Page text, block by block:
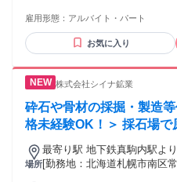
ない方 ・人と話すことが好
落ち着いた環境で働きたい
雇用形態： アルバイト・パート
お気に入り
株式会社シイナ鉱業
砕石や骨材の採掘・製造
格未経験OK！＞ 採石場で
場所
最寄り駅 地下鉄真駒内駅よ
[勤務地：北海道札幌市南区